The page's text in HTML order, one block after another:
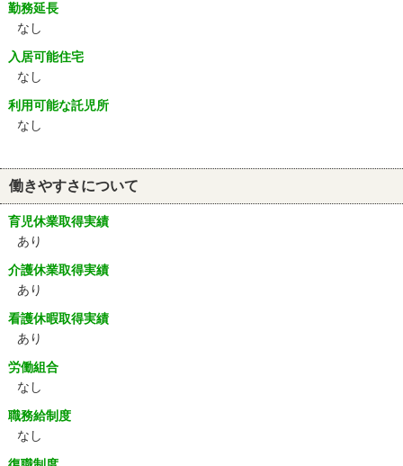
勤務延長
なし
入居可能住宅
なし
利用可能な託児所
なし
働きやすさについて
育児休業取得実績
あり
介護休業取得実績
あり
看護休暇取得実績
あり
労働組合
なし
職務給制度
なし